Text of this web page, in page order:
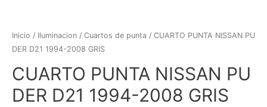
Inicio / Iluminacion / Cuartos de punta / CUARTO PUNTA NISSAN PU
DER D21 1994-2008 GRIS
CUARTO PUNTA NISSAN PU
DER D21 1994-2008 GRIS